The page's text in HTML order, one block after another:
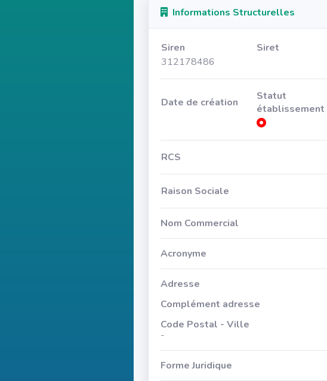
Informations Structurelles
Siren Siret
312178486
Date de création
Statut
établissement
RCS
Raison Sociale
Nom Commercial
Acronyme
Adresse
Complément adresse
Code Postal - Ville
-
Forme Juridique